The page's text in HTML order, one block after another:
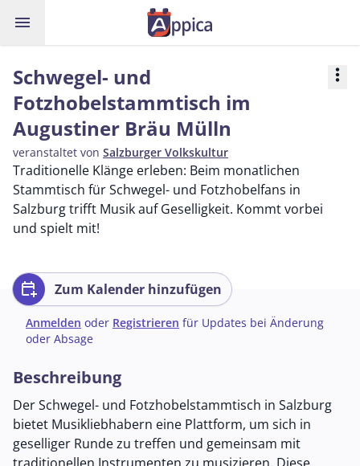
menu
Schwegel- und
Fotzhobelstammtisch im
Augustiner Bräu Mülln
veranstaltet von Salzburger Volkskultur
more_vert
Traditionelle Klänge erleben: Beim monatlichen
Stammtisch für Schwegel- und Fotzhobelfans in
Salzburg trifft Musik auf Geselligkeit. Kommt vorbei
und spielt mit!
calendar_add_on Zum Kalender hinzufügen
Anmelden oder Registrieren für Updates bei Änderung
oder Absage
Beschreibung
Der Schwegel- und Fotzhobelstammtisch in Salzburg
bietet Musikliebhabern eine Plattform, um sich in
geselliger Runde zu treffen und gemeinsam mit